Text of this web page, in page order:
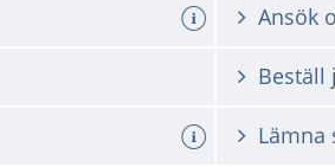
Ansök
Beställ
Lämna